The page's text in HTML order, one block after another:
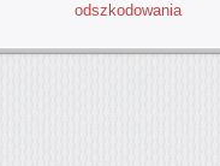
odszkodowania